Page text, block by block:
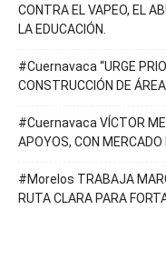
CONTRA EL VAPEO, EL
LA EDUCACIÓN.
#Cuernavaca “URGE
CONSTRUCCIÓN DE
#Cuernavaca VÍCTOR
APOYOS, CON MERCADO
#Morelos TRABAJA
RUTA CLARA PARA